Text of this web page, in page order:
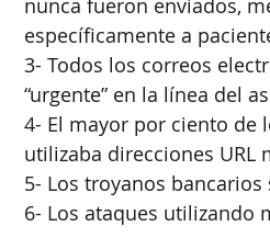
específicamente a
3- Todos los correos
“urgente” en la línea del
4- El mayor por ciento de
utilizaba direcciones URL
5- Los troyanos
6- Los ataques utilizando